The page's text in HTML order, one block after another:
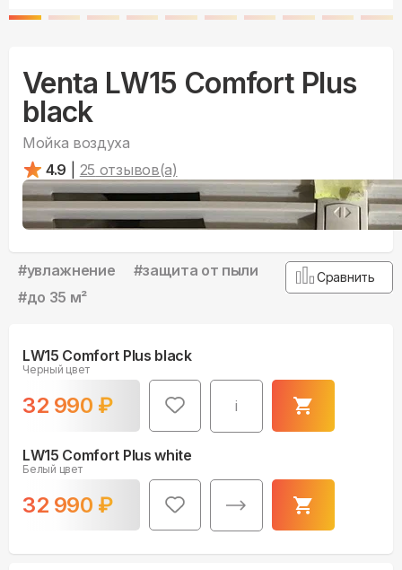
Venta LW15 Comfort Plus
black
Мойка воздуха
4.9
25 отзывов(а)
#увлажнение #защита от пыли
#до 35 м²
Сравнить
LW15 Comfort Plus black
Черный цвет
32 990 ₽ i
LW15 Comfort Plus white
Белый цвет
32 990 ₽